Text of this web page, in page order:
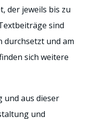
der jeweils bis zu
sind
durchsetzt und am
sich weitere
und aus dieser
und